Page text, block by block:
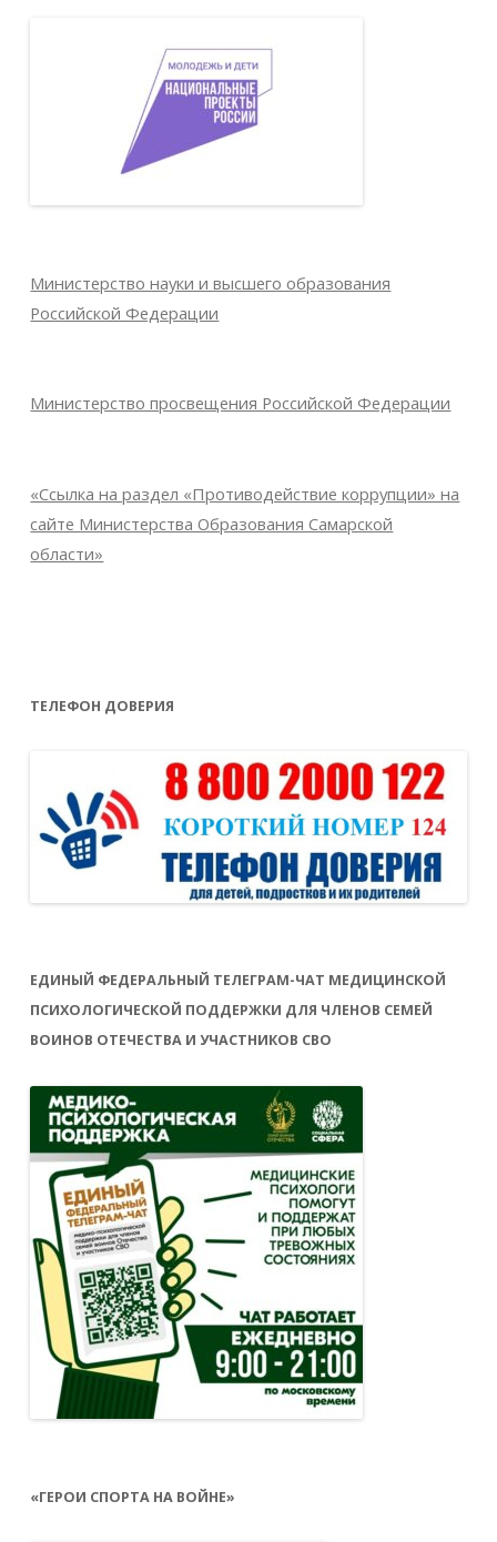
Министерство науки и высшего образования
Российской Федерации
Министерство просвещения Российской Федерации
«Ссылка на раздел «Противодействие коррупции» на
сайте Министерства Образования Самарской
области»
ТЕЛЕФОН ДОВЕРИЯ
ЕДИНЫЙ ФЕДЕРАЛЬНЫЙ ТЕЛЕГРАМ-ЧАТ МЕДИЦИНСКОЙ
ПСИХОЛОГИЧЕСКОЙ ПОДДЕРЖКИ ДЛЯ ЧЛЕНОВ СЕМЕЙ
ВОИНОВ ОТЕЧЕСТВА И УЧАСТНИКОВ СВО
«ГЕРОИ СПОРТА НА ВОЙНЕ»